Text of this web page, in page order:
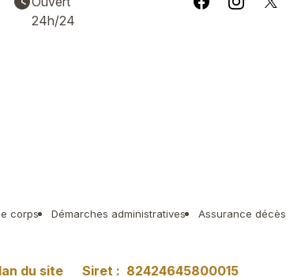
24h/24
corps Démarches administratives Assurance décès
du site Siret : 82424645800015